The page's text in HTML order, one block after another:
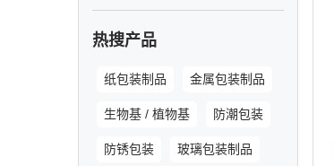
热搜产品
纸包装制品 金属包装制品
生物基 / 植物基 防潮包装
防锈包装 玻璃包装制品